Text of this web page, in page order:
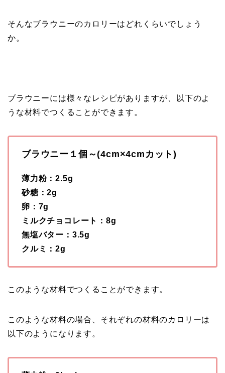
そんなブラウニーのカロリーはどれくらいでしょう
か。
ブラウニーには様々なレシピがありますが、以下のよ
うな材料でつくることができます。
ブラウニー１個～(4cm×4cmカット)
薄力粉：2.5g
砂糖：2g
卵：7g
ミルクチョコレート：8g
無塩バター：3.5g
クルミ：2g
このような材料でつくることができます。
このような材料の場合、それぞれの材料のカロリーは
以下のようになります。